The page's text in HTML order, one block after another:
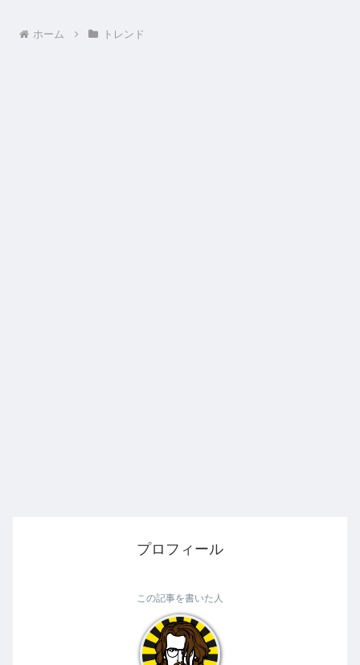
ホーム トレンド
プロフィール
この記事を書いた人